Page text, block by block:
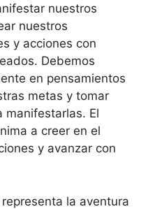
nuestros
nuestros
y acciones con
Debemos
en pensamientos
metas y tomar
manifestarlas. El
a creer en el
y avanzar con
la aventura